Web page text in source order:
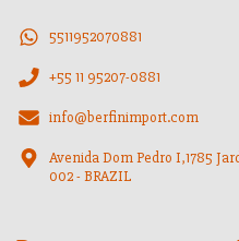
5511952070881
+55 11 95207-0881
info@berfinimport.com
Avenida Dom Pedro I,1785
002 - BRAZIL